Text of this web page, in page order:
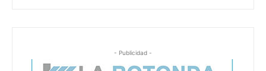
- Publicidad -